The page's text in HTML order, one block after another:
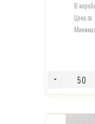
В
Цена за